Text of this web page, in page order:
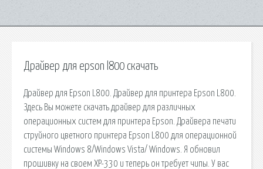
Драйвер для epson l800 скачать
Драйвер для Epson L800. Драйвер для принтера Epson L800.
Здесь Вы можете скачать драйвер для различных
операционных систем для принтера Epson. Драйвера печати
струйного цветного принтера Epson L800 для операционной
системы Windows 8/Windows Vista/ Windows. Я обновил
прошивку на своем XP-330 и теперь он требует чипы. У вас